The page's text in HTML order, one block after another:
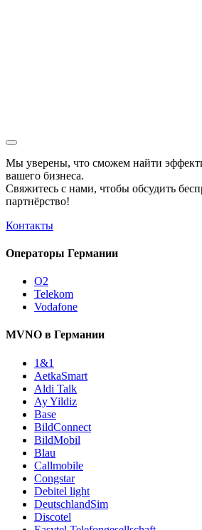
Мы уверены, что сможем найти
вашего бизнеса.
Свяжитесь с нами, чтобы обсудить
партнёрство!
Контакты
Операторы Германии
O2
Telekom
Vodafone
MVNO в Германии
1&1
AetkaSmart
Aldi Talk
Ay Yildiz
Base
BildConnect
BildMobil
Blau
Callmobile
Congstar
Debitel light
DeutschlandSim
Discotel